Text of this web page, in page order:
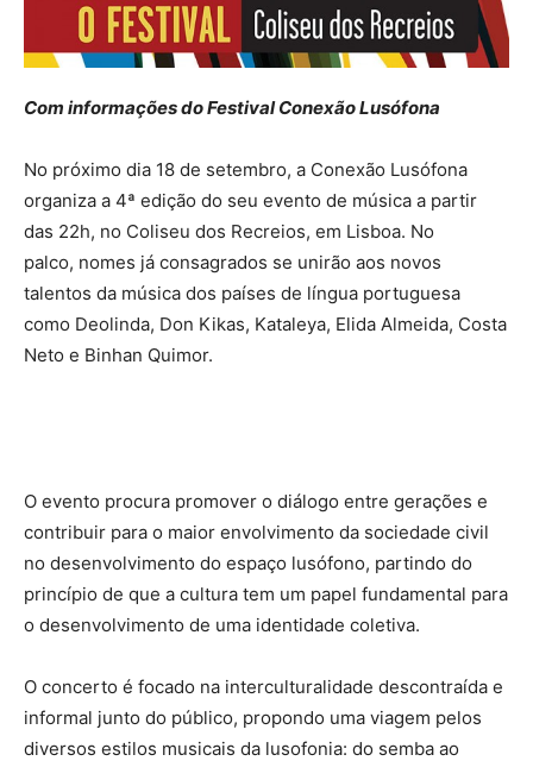
Com informações do Festival Conexão Lusófona
No próximo dia 18 de setembro, a Conexão Lusófona
organiza a 4ª edição do seu evento de música a partir
das 22h, no Coliseu dos Recreios, em Lisboa. No
palco, nomes já consagrados se unirão aos novos
talentos da música dos países de língua portuguesa
como Deolinda, Don Kikas, Kataleya, Elida Almeida, Costa
Neto e Binhan Quimor.
O evento procura promover o diálogo entre gerações e
contribuir para o maior envolvimento da sociedade civil
no desenvolvimento do espaço lusófono, partindo do
princípio de que a cultura tem um papel fundamental para
o desenvolvimento de uma identidade coletiva.
O concerto é focado na interculturalidade descontraída e
informal junto do público, propondo uma viagem pelos
diversos estilos musicais da lusofonia: do semba ao